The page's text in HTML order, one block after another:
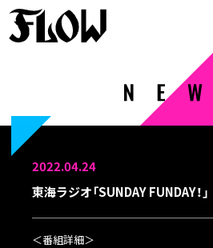
2022.04.24
東海ラジオ「SUNDAY FUNDAY！」
＜番組詳細＞